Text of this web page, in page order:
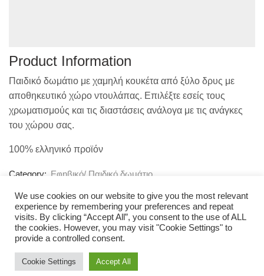
Product Information
Παιδικό δωμάτιο με χαμηλή κουκέτα από ξύλο δρυς με
αποθηκευτικό χώρο ντουλάπας. Επιλέξτε εσείς τους
χρωματισμούς και τις διαστάσεις ανάλογα με τις ανάγκες
του χώρου σας.
100% ελληνικό προϊόν
Category: Εφηβικό/ Παιδικό δωμάτιο
Share:
We use cookies on our website to give you the most relevant
experience by remembering your preferences and repeat
visits. By clicking “Accept All”, you consent to the use of ALL
the cookies. However, you may visit "Cookie Settings" to
provide a controlled consent.
Cookie Settings Accept All